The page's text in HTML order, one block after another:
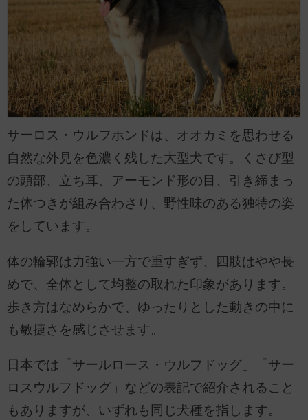
サーロス・ウルフホンドは、オオカミを思わせる
自然な外見を色濃く残した大型犬です。くさび型
の頭部、立ち耳、アーモンド形の目、引き締まっ
た体つきが組み合わさり、野性味のある独特の姿
をしています。
体の輪郭は力強い一方で重すぎず、四肢はやや長
めで、全体として均整の取れた印象があります。
歩き方はなめらかで、ゆったりとした動きの中に
も敏捷さを感じさせます。
日本では「サールロース・ウルフドッグ」「サー
ロスウルフドッグ」などの表記で紹介されること
もありますが、いずれも同じ犬種を指します。